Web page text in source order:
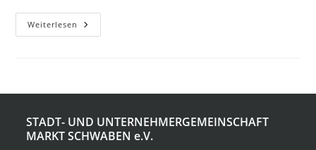
Weiterlesen Fahrbar
STADT- UND UNTERNEHMERGEMEINSCHAFT
MARKT SCHWABEN e.V.